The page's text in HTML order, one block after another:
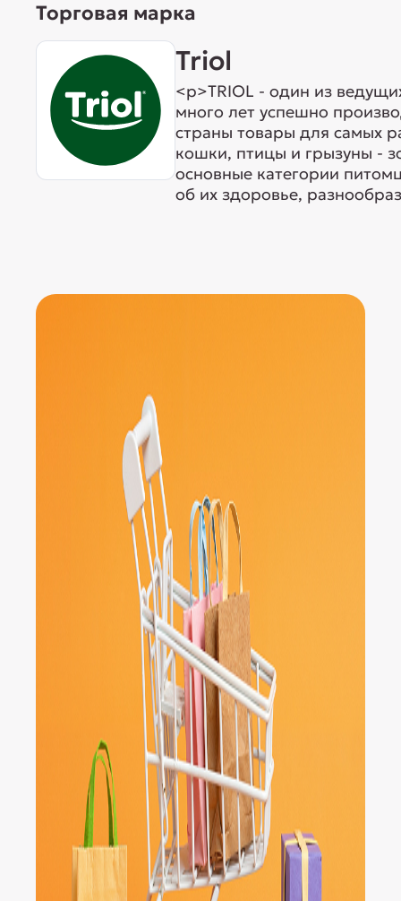
Торговая марка
Triol
<p>TRIOL - один из
много лет успешно
страны товары для самых
кошки, птицы и грызуны -
основные категории
об их здоровье,